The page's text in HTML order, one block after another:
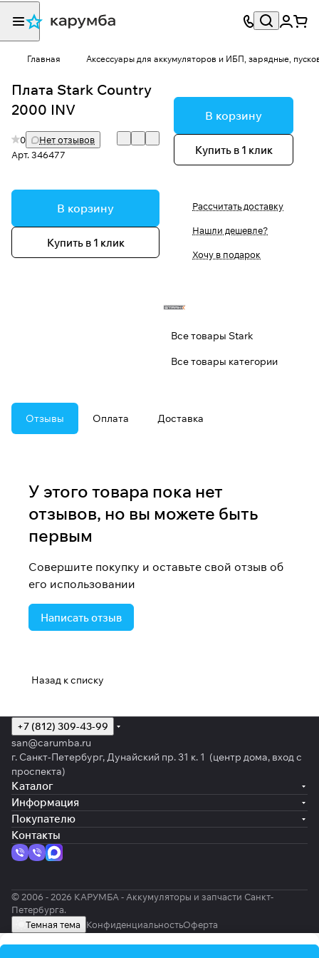
Главная Аксессуары для аккумуляторов и ИБП, зарядные,
Плата Stark Country
2000 INV
0
Нет отзывов
Арт.346477
В корзину
Купить в 1 клик
В корзину
Купить в 1 клик
Рассчитать доставку
Нашли дешевле?
Хочу в подарок
Все товары Stark
Все товары категории
Отзывы Оплата Доставка
У этого товара пока нет
отзывов, но вы можете быть
первым
Совершите покупку и оставьте свой отзыв об
его использовании
Написать отзыв
Назад к списку
+7 (812) 309-43-99
san@carumba.ru
г. Санкт-Петербург, Дунайский пр. 31 к. 1 (центр дома, вход с
проспекта)
Каталог
Информация
Покупателю
Контакты
© 2006 - 2026 КАРУМБА - Аккумуляторы и запчасти Санкт-
Петербурга.
Темная тема
КонфиденциальностьОферта